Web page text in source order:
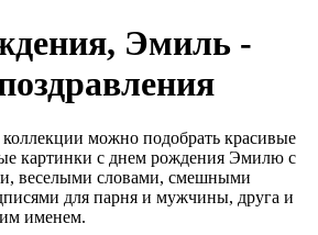
Эмиль -
коллекции можно подобрать красивые
картинки с днем рождения Эмилю с
веселыми словами, смешными
для парня и мужчины, друга и
именем.